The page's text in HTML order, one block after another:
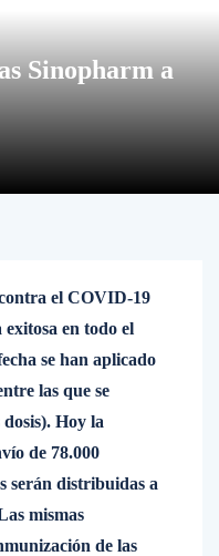
Sinopharm a
el COVID-19
en todo el
se han aplicado
las que se
Hoy la
de 78.000
serán distribuidas a
mismas
de las